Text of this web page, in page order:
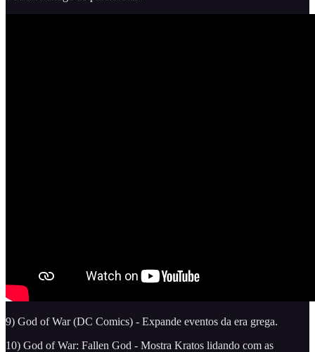
9) God of War (DC Comics) - Expande eventos da era grega.
10) God of War: Fallen God - Mostra Kratos lidando com as